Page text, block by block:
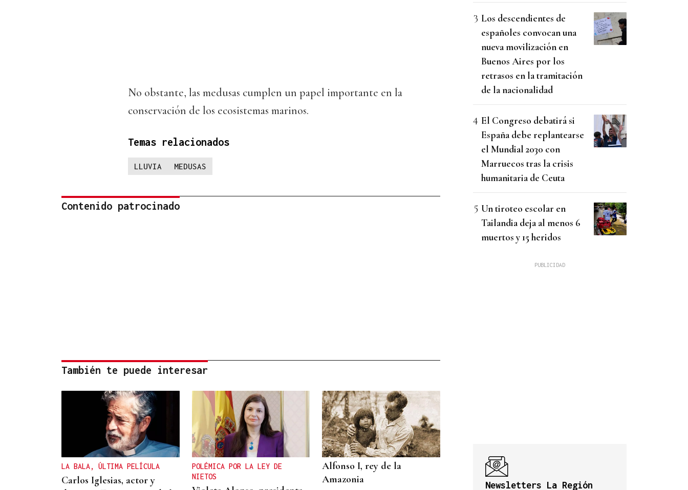
No obstante, las medusas cumplen un papel importante en la
conservación de los ecosistemas marinos.
Temas relacionados
LLUVIA MEDUSAS
Contenido patrocinado
También te puede interesar
LA BALA, ÚLTIMA PELÍCULA
Carlos Iglesias, actor y
POLÉMICA POR LA LEY DE
NIETOS
Alfonso I, rey de la
Amazonia
Los descendientes de
españoles convocan una
nueva movilización en
Buenos Aires por los
retrasos en la tramitación
de la nacionalidad
El Congreso debatirá si
España debe replantearse
el Mundial 2030 con
Marruecos tras la crisis
humanitaria de Ceuta
Un tiroteo escolar en
Tailandia deja al menos 6
muertos y 15 heridos
Newsletters La Región